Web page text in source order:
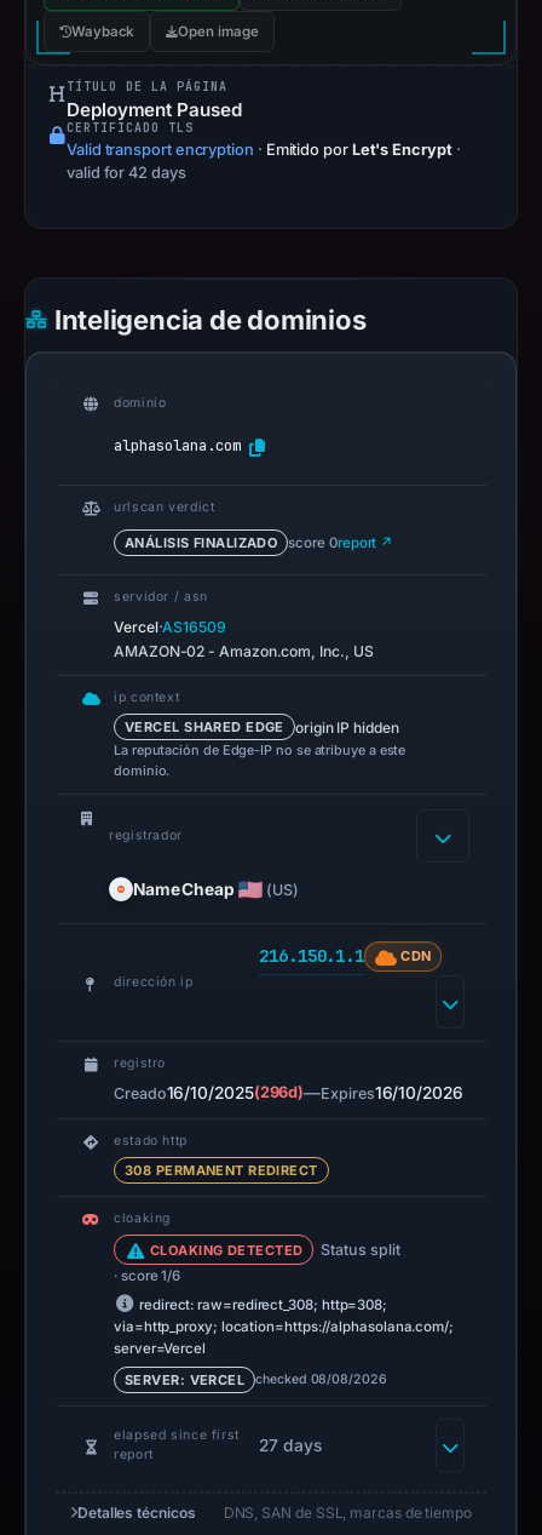
Wayback Open image
TÍTULO DE LA PÁGINA
Deployment Paused
CERTIFICADO TLS
Valid transport encryption · Emitido por Let's Encrypt ·
valid for 42 days
Inteligencia de dominios
dominio
alphasolana.com
urlscan verdict
ANÁLISIS FINALIZADO score 0report ↗
servidor / asn
Vercel·AS16509
AMAZON-02 - Amazon.com, Inc., US
ip context
VERCEL SHARED EDGE origin IP hidden
La reputación de Edge-IP no se atribuye a este
dominio.
registrador
NameCheap (US)
dirección ip
216.150.1.1 CDN
registro
Creado16/10/2025(296d)—Expires16/10/2026
estado http
308 PERMANENT REDIRECT
cloaking
CLOAKING DETECTED Status split
· score 1/6
redirect: raw=redirect_308; http=308;
via=http_proxy; location=https://alphasolana.com/;
server=Vercel
SERVER: VERCEL
checked 08/08/2026
elapsed since first
report
27 days
Detalles técnicos DNS, SAN de SSL, marcas de tiempo